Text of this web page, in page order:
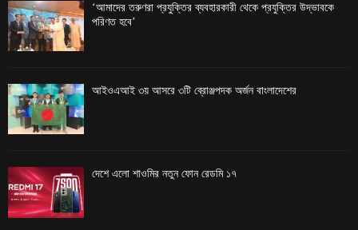
‘আমাদের তরুণরা প্রযুক্তির ব্যবহারকারী থেকে প্রযুক্তির উদ্ভাবকে
পরিণত হবে’
আইওএআই ৩য় আসরে ৩টি ব্রোঞ্জপদক অর্জন বাংলাদেশের
দেশে এলো শাওমির নতুন ফোন রেডমি ১৭